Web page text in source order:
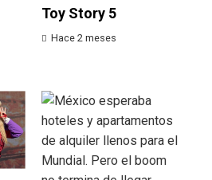
Toy Story 5
Hace 2 meses